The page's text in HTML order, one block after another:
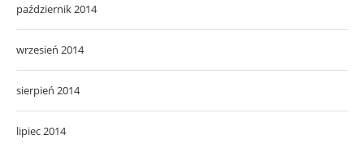
październik 2014
wrzesień 2014
sierpień 2014
lipiec 2014